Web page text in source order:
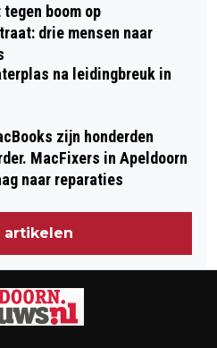
boom op
drie mensen naar
na leidingbreuk in
zijn honderden
MacFixers in Apeldoorn
naar reparaties
artikelen